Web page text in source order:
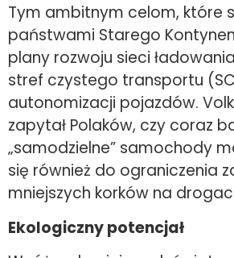
Tym ambitnym celom, które
państwami Starego
plany rozwoju sieci
stref czystego transportu
autonomizacji pojazdów.
zapytał Polaków, czy coraz
„samodzielne” samochody
się również do ograniczenia
mniejszych korków na
Ekologiczny potencjał